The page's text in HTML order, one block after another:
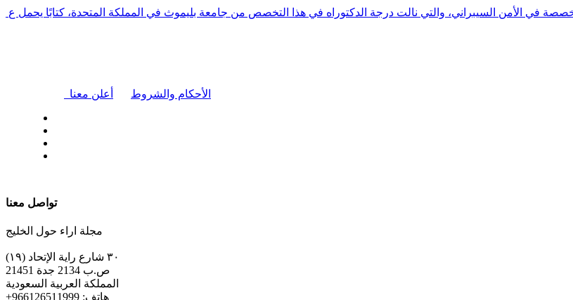
في الأمن السيبراني، والتي نالت درجة الدكتوراه في هذا التخصص من جامعة بليموث في المملكة المتحدة، كتابًا يحمل ع
أعلن معنا الأحكام والشروط
تواصل معنا
مجلة اراء حول الخليج
٣٠ شارع راية الإتحاد (١٩)
ص.ب 2134 جدة 21451
المملكة العربية السعودية
+هاتف: 966126511999